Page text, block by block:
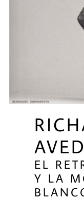
EL
Y LA